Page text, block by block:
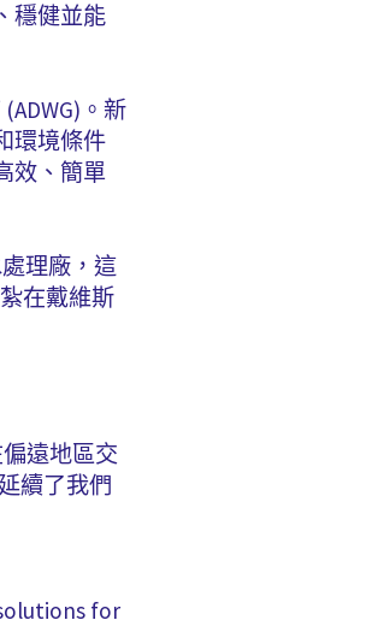
穩健並能
。新
環境條件
效、簡單
理廠，這
在戴維斯
遠地區交
續了我們
for